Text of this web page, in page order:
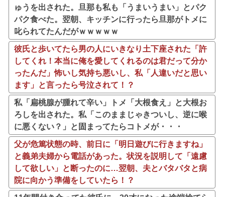
ゅうを出された。旦那も私も「うまいうまい」とパク
パク食べた。翌朝、キッチンに行ったら旦那がトメに
叱られてたんだがｗｗｗｗｗ
彼氏と歩いてたら男の人にいきなり土下座された「許
してくれ！本当に俺を愛してくれるのは君だって分か
ったんだ」怖いし気持ち悪いし、私「人違いだと思い
ます」と言ったら号泣されて！？
私「扁桃腺が腫れて辛い」トメ「大根食え」と大根お
ろしを出された。私「このままじゃきついし、逆に喉
に悪くない？」と固まってたらコトメが・・・
父が危篤状態の時、前日に「明日遊びに行きますね」
と義弟夫婦から電話があった。状況を説明して「遠慮
して欲しい」と断ったのに…翌朝、夫とバタバタと病
院に向かう準備をしていたら！？